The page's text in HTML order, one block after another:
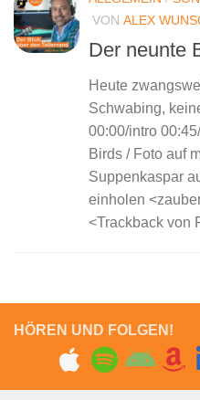
VON ALEX
Der neunte
Heute
Schwabing,
00:00/intro
Birds / Foto auf
Suppenkaspar
einholen
<Trackback von
HÖREN UND FOLGEN!